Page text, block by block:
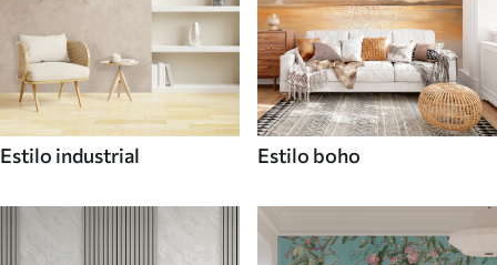
Estilo industrial Estilo boho